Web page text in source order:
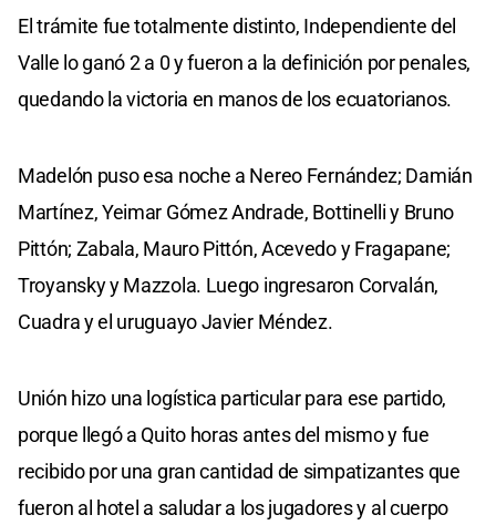
El trámite fue totalmente distinto, Independiente del
Valle lo ganó 2 a 0 y fueron a la definición por penales,
quedando la victoria en manos de los ecuatorianos.
Madelón puso esa noche a Nereo Fernández; Damián
Martínez, Yeimar Gómez Andrade, Bottinelli y Bruno
Pittón; Zabala, Mauro Pittón, Acevedo y Fragapane;
Troyansky y Mazzola. Luego ingresaron Corvalán,
Cuadra y el uruguayo Javier Méndez.
Unión hizo una logística particular para ese partido,
porque llegó a Quito horas antes del mismo y fue
recibido por una gran cantidad de simpatizantes que
fueron al hotel a saludar a los jugadores y al cuerpo